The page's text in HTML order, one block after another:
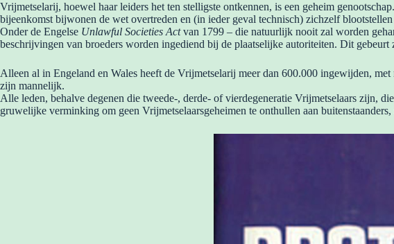
Vrijmetselarij, hoewel haar leiders het ten stelligste ontkennen, is een geheim
bijeenkomst bijwonen de wet overtreden en (in ieder geval technisch) zichzelf
Onder de Engelse Unlawful Societies Actvan 1799 – die natuurlijk nooit zal worden
beschrijvingen van broeders worden ingediend bij de plaatselijke autoriteiten. Dit
Alleen al in Engeland en Wales heeft de Vrijmetselarij meer dan 600.000 ingewijden,
zijn mannelijk.
Alle leden, behalve degenen die tweede-, derde- of vierdegeneratie Vrijmetselaars zijn,
gruwelijke verminking om geen Vrijmetselaarsgeheimen te onthullen aan buitenstaanders,